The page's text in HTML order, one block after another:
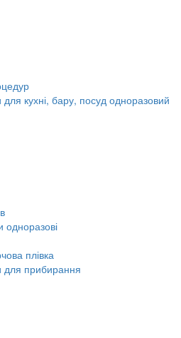
для кухні, бару, посуд одноразовий
одноразові
плівка
для прибирання